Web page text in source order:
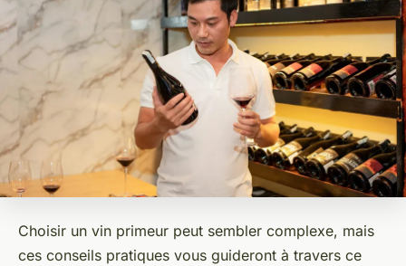
Choisir un vin primeur peut sembler complexe, mais
ces conseils pratiques vous guideront à travers ce